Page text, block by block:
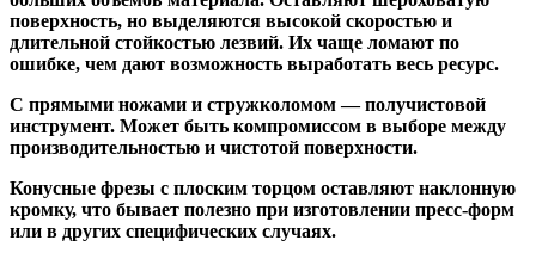
поверхность, но выделяются высокой скоростью и
длительной стойкостью лезвий. Их чаще ломают по
ошибке, чем дают возможность выработать весь ресурс.
С прямыми ножами и стружколомом— получистовой
инструмент. Может быть компромиссом в выборе между
производительностью и чистотой поверхности.
Конусные фрезы с плоским торцом оставляют наклонную
кромку, что бывает полезно при изготовлении пресс-форм
или в других специфических случаях.